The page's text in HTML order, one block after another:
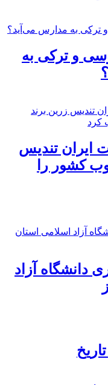
و ترکی به
ایران تندیس
کشور را
دانشگاه آزاد